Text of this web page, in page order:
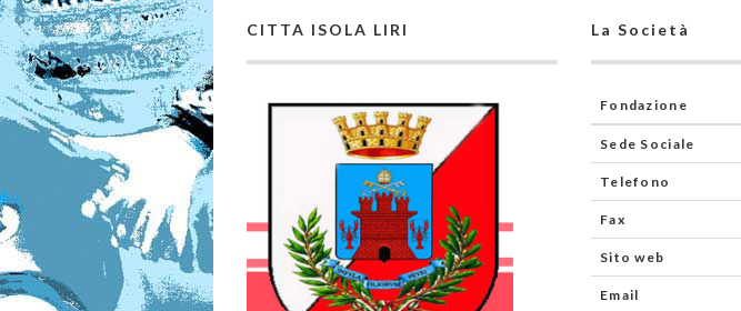
CITTA ISOLA LIRI La Società
Fondazione
Sede Sociale
Telefono
Fax
Sito web
Email